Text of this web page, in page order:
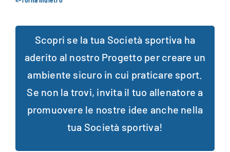
Scopri se la tua Società sportiva ha
aderito al nostro Progetto per creare un
ambiente sicuro in cui praticare sport.
Se non la trovi, invita il tuo allenatore a
promuovere le nostre idee anche nella
tua Società sportiva!